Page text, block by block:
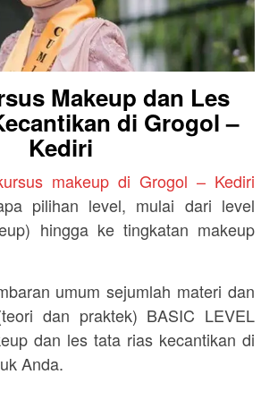
Makeup dan Les
di Grogol –
Kediri
makeup di Grogol – Kediri
pilihan level, mulai dari level
hingga ke tingkatan makeup
umum sejumlah materi dan
dan praktek) BASIC LEVEL
dan les tata rias kecantikan di
Anda.